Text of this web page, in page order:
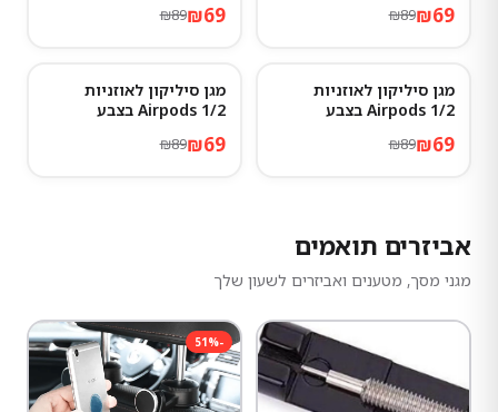
₪69
₪89
₪69
₪89
-
22 %
מגן סיליקון לאוזניות
Airpods 1/2 בצבע
₪69
₪89
-
22 %
מגן סיליקון לאוזניות
Airpods 1/2 בצבע
₪69
₪89
אביזרים תואמים
מגני מסך, מטענים ואביזרים לשעון שלך
-
51%